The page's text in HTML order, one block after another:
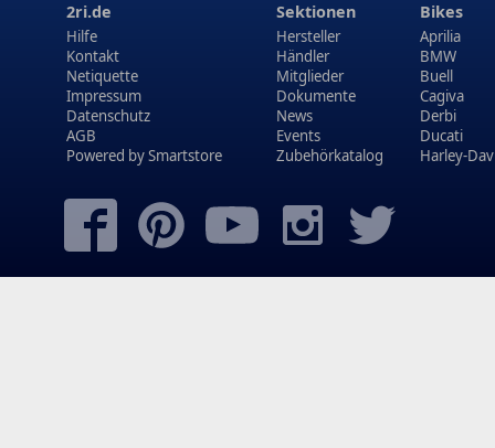
2ri.de
Hilfe
Kontakt
Netiquette
Impressum
Datenschutz
AGB
Powered bySmartstore
Sektionen
Hersteller
Händler
Mitglieder
Dokumente
News
Events
Zubehörkatalog
Bikes
Aprilia
BMW
Buell
Cagiva
Derbi
Ducati
Harley-